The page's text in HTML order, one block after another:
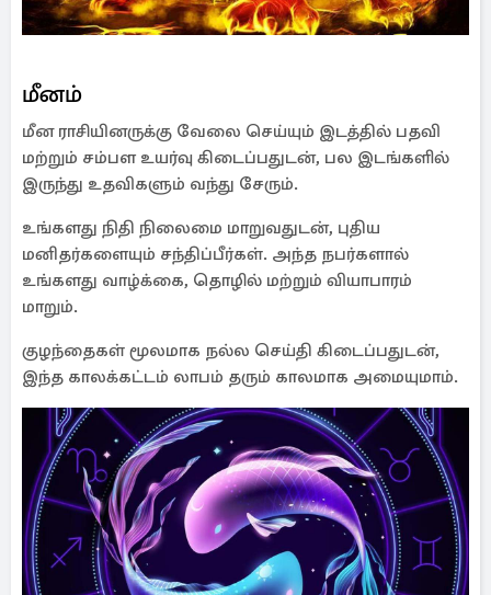
மீனம்
மீன ராசியினருக்கு வேலை செய்யும் இடத்தில் பதவி
மற்றும் சம்பள உயர்வு கிடைப்பதுடன், பல இடங்களில்
இருந்து உதவிகளும் வந்து சேரும்.
உங்களது நிதி நிலைமை மாறுவதுடன், புதிய
மனிதர்களையும் சந்திப்பீர்கள். அந்த நபர்களால்
உங்களது வாழ்க்கை, தொழில் மற்றும் வியாபாரம்
மாறும்.
குழந்தைகள் மூலமாக நல்ல செய்தி கிடைப்பதுடன்,
இந்த காலக்கட்டம் லாபம் தரும் காலமாக அமையுமாம்.